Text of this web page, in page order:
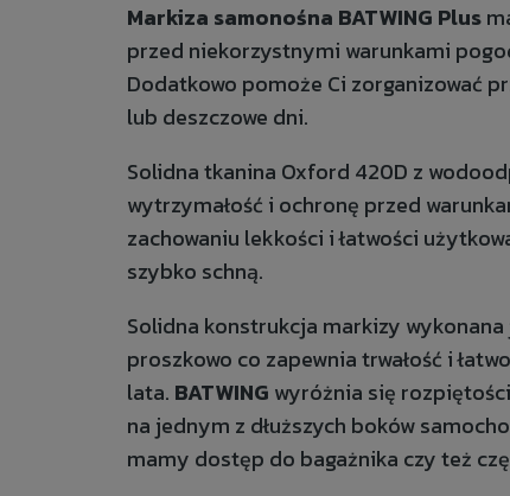
Markiza samonośna BATWING Plus
przed niekorzystnymi warunkami
Dodatkowo pomoże Ci zorganizować
lub deszczowe dni.
Solidna tkanina Oxford 420D z
wytrzymałość i ochronę przed
zachowaniu lekkości i łatwości
szybko schną.
Solidna konstrukcja markizy
proszkowo co zapewnia trwałość i
lata. BATWING wyróżnia się
na jednym z dłuższych boków
mamy dostęp do bagażnika czy też